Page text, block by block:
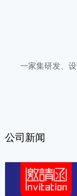
一家集研发、
公司新闻